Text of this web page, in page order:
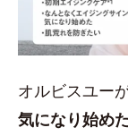
オルビスユー
気になり始め